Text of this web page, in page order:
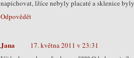
napichovat, lžíce nebyly placaté a sklenice
Odpovědět
Jana
17. května 2011 v 23:31